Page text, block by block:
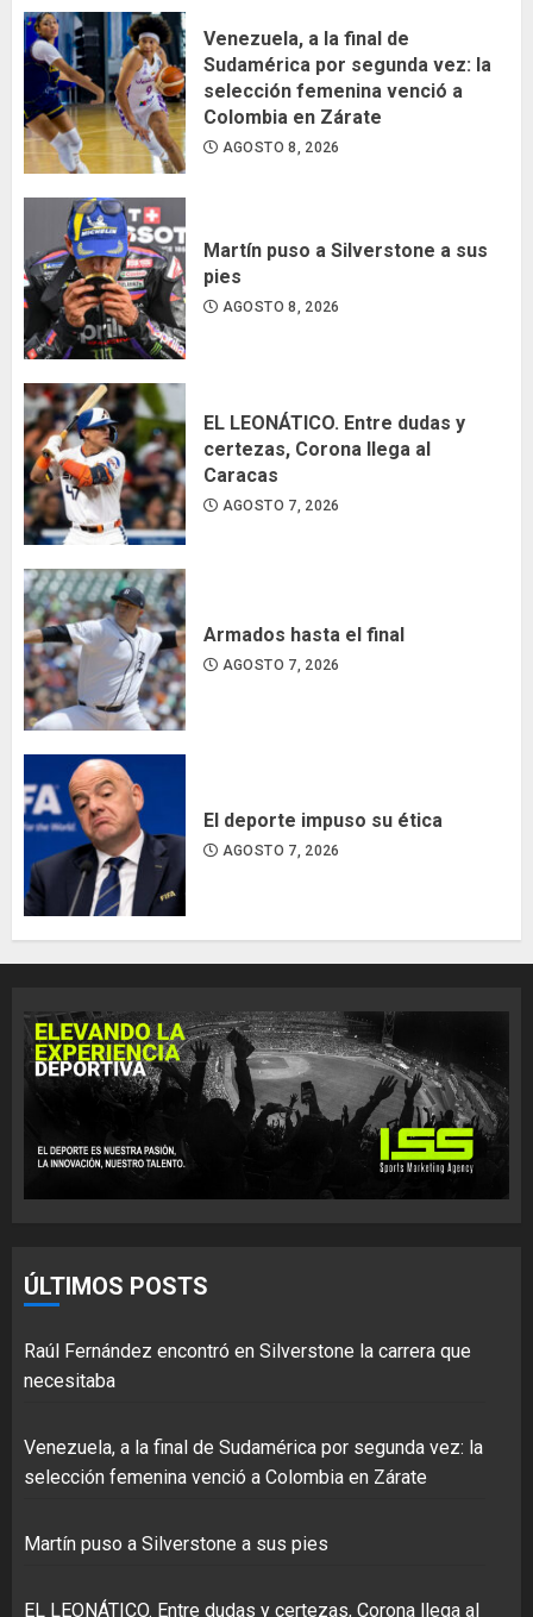
Venezuela, a la final de
Sudamérica por segunda vez: la
selección femenina venció a
Colombia en Zárate
AGOSTO 8, 2026
Martín puso a Silverstone a sus
pies
AGOSTO 8, 2026
EL LEONÁTICO. Entre dudas y
certezas, Corona llega al
Caracas
AGOSTO 7, 2026
Armados hasta el final
AGOSTO 7, 2026
El deporte impuso su ética
AGOSTO 7, 2026
ÚLTIMOS POSTS
Raúl Fernández encontró en Silverstone la carrera que
necesitaba
Venezuela, a la final de Sudamérica por segunda vez: la
selección femenina venció a Colombia en Zárate
Martín puso a Silverstone a sus pies
EL LEONÁTICO. Entre dudas y certezas, Corona llega al